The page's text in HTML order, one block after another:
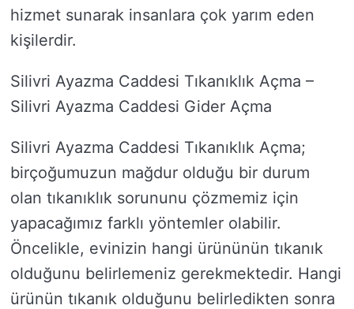
hizmet sunarak insanlara çok yarım eden
kişilerdir.
Silivri Ayazma Caddesi Tıkanıklık Açma –
Silivri Ayazma Caddesi Gider Açma
Silivri Ayazma Caddesi Tıkanıklık Açma;
birçoğumuzun mağdur olduğu bir durum
olan tıkanıklık sorununu çözmemiz için
yapacağımız farklı yöntemler olabilir.
Öncelikle, evinizin hangi ürününün tıkanık
olduğunu belirlemeniz gerekmektedir. Hangi
ürünün tıkanık olduğunu belirledikten sonra